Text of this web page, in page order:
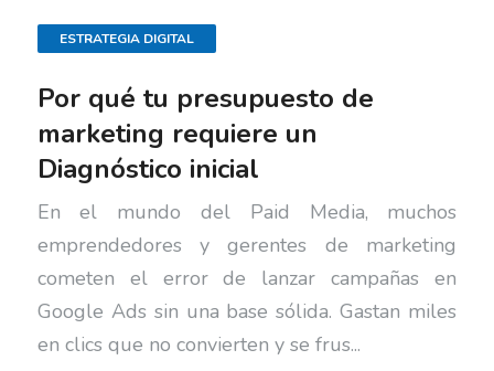
ESTRATEGIA DIGITAL
Por qué tu presupuesto de
marketing requiere un
Diagnóstico inicial
En el mundo del Paid Media, muchos
emprendedores y gerentes de marketing
cometen el error de lanzar campañas en
Google Ads sin una base sólida. Gastan miles
en clics que no convierten y se frus...